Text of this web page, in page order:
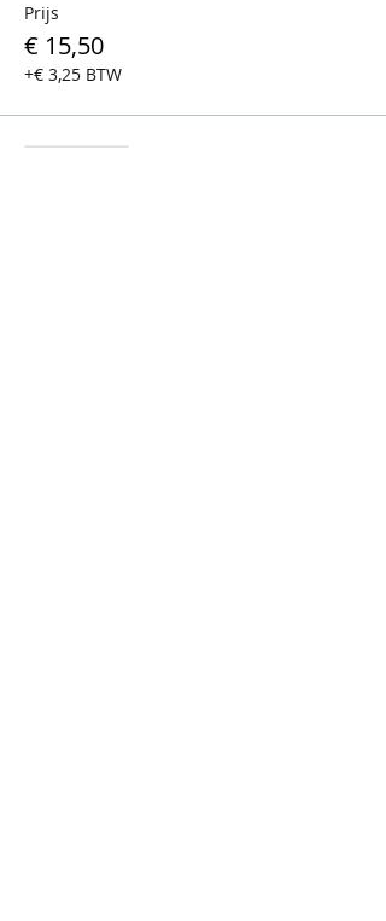
Prijs
€ 15,50
+€ 3,25 BTW